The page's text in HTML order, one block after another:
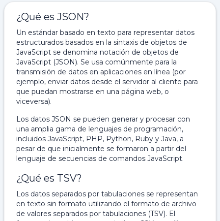
¿Qué es JSON?
Un estándar basado en texto para representar datos
estructurados basados ​​en la sintaxis de objetos de
JavaScript se denomina notación de objetos de
JavaScript (JSON). Se usa comúnmente para la
transmisión de datos en aplicaciones en línea (por
ejemplo, enviar datos desde el servidor al cliente para
que puedan mostrarse en una página web, o
viceversa).
Los datos JSON se pueden generar y procesar con
una amplia gama de lenguajes de programación,
incluidos JavaScript, PHP, Python, Ruby y Java, a
pesar de que inicialmente se formaron a partir del
lenguaje de secuencias de comandos JavaScript.
¿Qué es TSV?
Los datos separados por tabulaciones se representan
en texto sin formato utilizando el formato de archivo
de valores separados por tabulaciones (TSV). El